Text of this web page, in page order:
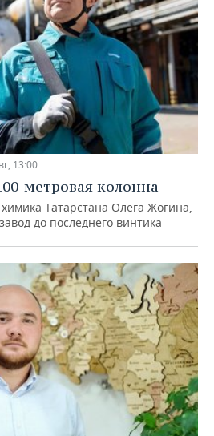
13:00
метровая колонна
Татарстана Олега Жогина,
до последнего винтика